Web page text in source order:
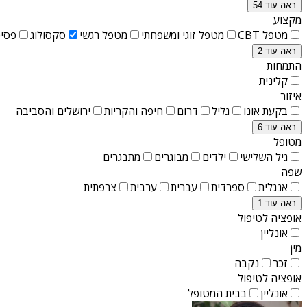
ראה עוד 54
מקצוע
מטפל CBT
מטפל זוגי ומשפחתי מטפל רגשי סקסולוג
ראה עוד 2
התמחות
קלינית
איזור
בקעת אונו
גליל דרום חיפה והקריות ירושלים והסביבה
ראה עוד 6
מטופל
גיל השלישי
ילדים מבוגרים
מתבגרים
שפה
אנגלית
ספרדית עברית ערבית צרפתית
ראה עוד 1
אופציה לטיפול
אונליין
מין
זכר
נקבה
אופציה לטיפול
אונליין
בבית המטופל